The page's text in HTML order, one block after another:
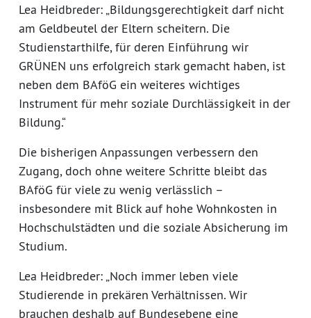
Lea Heidbreder: „Bildungsgerechtigkeit darf nicht
am Geldbeutel der Eltern scheitern. Die
Studienstarthilfe, für deren Einführung wir
GRÜNEN uns erfolgreich stark gemacht haben, ist
neben dem BAföG ein weiteres wichtiges
Instrument für mehr soziale Durchlässigkeit in der
Bildung.“
Die bisherigen Anpassungen verbessern den
Zugang, doch ohne weitere Schritte bleibt das
BAföG für viele zu wenig verlässlich –
insbesondere mit Blick auf hohe Wohnkosten in
Hochschulstädten und die soziale Absicherung im
Studium.
Lea Heidbreder: „Noch immer leben viele
Studierende in prekären Verhältnissen. Wir
brauchen deshalb auf Bundesebene eine